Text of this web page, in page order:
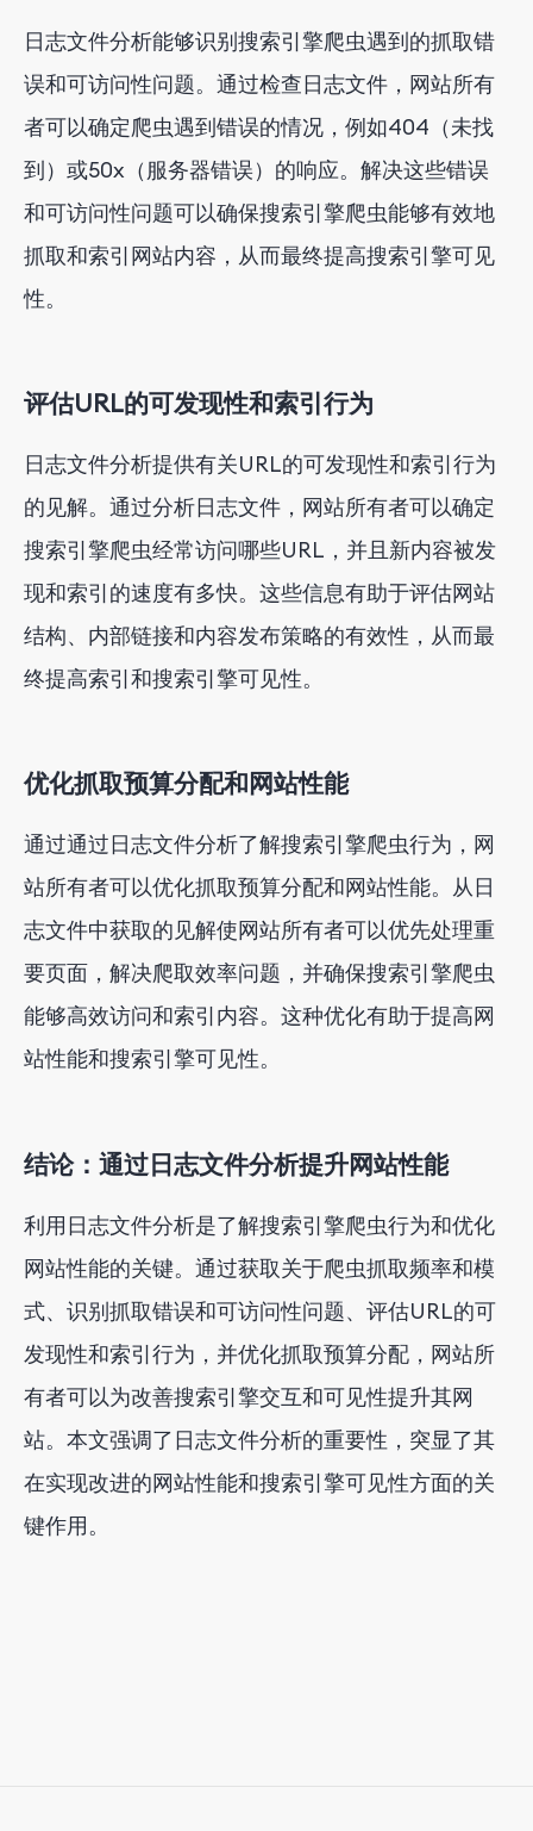
日志文件分析能够识别搜索引擎爬虫遇到的抓取错
误和可访问性问题。通过检查日志文件，网站所有
者可以确定爬虫遇到错误的情况，例如404（未找
到）或50x（服务器错误）的响应。解决这些错误
和可访问性问题可以确保搜索引擎爬虫能够有效地
抓取和索引网站内容，从而最终提高搜索引擎可见
性。
评估URL的可发现性和索引行为
日志文件分析提供有关URL的可发现性和索引行为
的见解。通过分析日志文件，网站所有者可以确定
搜索引擎爬虫经常访问哪些URL，并且新内容被发
现和索引的速度有多快。这些信息有助于评估网站
结构、内部链接和内容发布策略的有效性，从而最
终提高索引和搜索引擎可见性。
优化抓取预算分配和网站性能
通过通过日志文件分析了解搜索引擎爬虫行为，网
站所有者可以优化抓取预算分配和网站性能。从日
志文件中获取的见解使网站所有者可以优先处理重
要页面，解决爬取效率问题，并确保搜索引擎爬虫
能够高效访问和索引内容。这种优化有助于提高网
站性能和搜索引擎可见性。
结论：通过日志文件分析提升网站性能
利用日志文件分析是了解搜索引擎爬虫行为和优化
网站性能的关键。通过获取关于爬虫抓取频率和模
式、识别抓取错误和可访问性问题、评估URL的可
发现性和索引行为，并优化抓取预算分配，网站所
有者可以为改善搜索引擎交互和可见性提升其网
站。本文强调了日志文件分析的重要性，突显了其
在实现改进的网站性能和搜索引擎可见性方面的关
键作用。